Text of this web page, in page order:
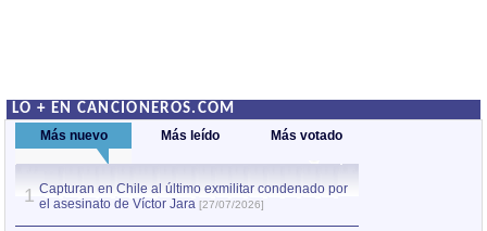
LO + EN CANCIONEROS.COM
Más nuevo Más leído Más votado
1 Capturan en Chile al último exmilitar condenado por
el asesinato de Víctor Jara [27/07/2026]